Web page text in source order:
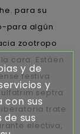
​​para su
para algún
zootropo
cara. Estáen
festiva
septra
trate
electiva,
y de
y
sus
sus